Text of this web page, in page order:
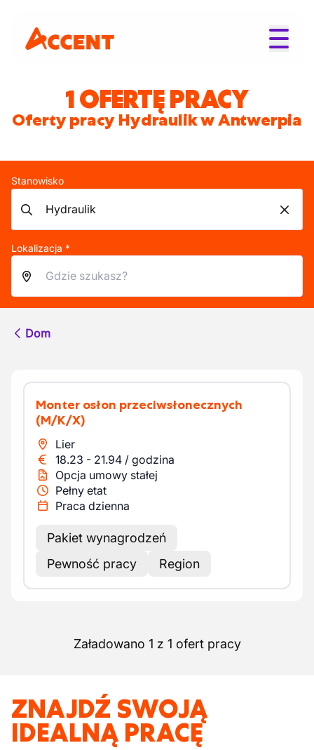
1 OFERTĘ PRACY
Oferty pracy Hydraulik w Antwerpia
Stanowisko
Lokalizacja *
Dom
Monter osłon przeciwsłonecznych
(M/K/X)
Lier
18.23 - 21.94 / godzina
Opcja umowy stałej
Pełny etat
Praca dzienna
Pakiet wynagrodzeń
Pewność pracy
Region
Załadowano 1 z 1 ofert pracy
ZNAJDŹ SWOJĄ
IDEALNĄ PRACĘ